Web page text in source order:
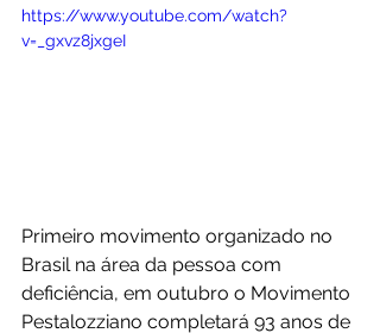
https://www.youtube.com/watch?
v=_gxvz8jxgeI
Primeiro movimento organizado no
Brasil na área da pessoa com
deficiência, em outubro o Movimento
Pestalozziano completará 93 anos de